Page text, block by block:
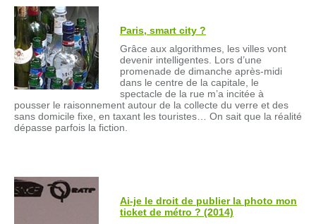
Paris, smart city ?
Grâce aux algorithmes, les villes vont
devenir intelligentes. Lors d’une
promenade de dimanche après-midi
dans le centre de la capitale, le
spectacle de la rue m’a incitée à
pousser le raisonnement autour de la collecte du verre et des
sans domicile fixe, en taxant les touristes… On sait que la réalité
dépasse parfois la fiction.
Ai-je le droit de publier la photo mon
ticket de métro ? (2014)